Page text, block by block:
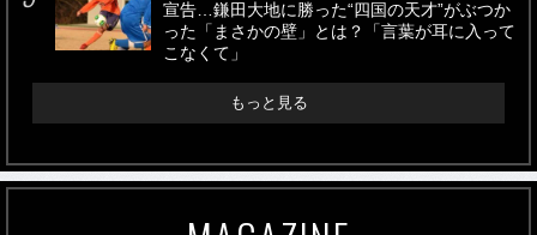
宣告…鎌田大地に勝った“四国の天才”がぶつか
った「まさかの壁」とは？「言葉が耳に入って
こなくて」
もっと見る